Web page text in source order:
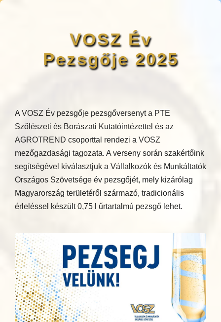
VOSZ Év
Pezsgője 2025
A VOSZ Év pezsgője pezsgőversenyt a PTE
Szőlészeti és Borászati Kutatóintézettel és az
AGROTREND csoporttal rendezi a VOSZ
mezőgazdasági tagozata. A verseny során szakértőink
segítségével kiválasztjuk a Vállalkozók és Munkáltatók
Országos Szövetsége év pezsgőjét, mely kizárólag
Magyarország területéről származó, tradicionális
érleléssel készült 0,75 l űrtartalmú pezsgő lehet.